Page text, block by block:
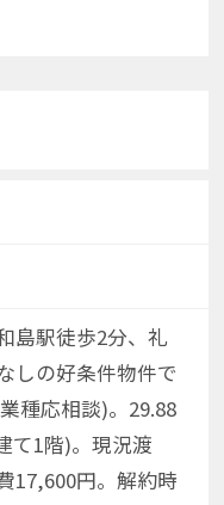
島駅徒歩2分、礼
しの好条件物件で
種応相談)。29.88
て1階)。現況渡
17,600円。解約時